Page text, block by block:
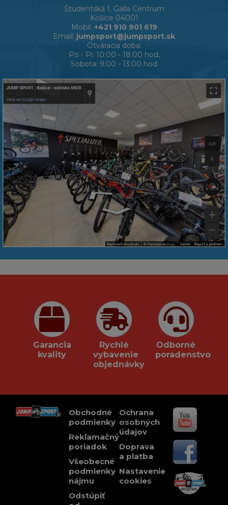
Študentská 1, Galla Centrum
Košice 04001
Mobil: +421 910 901 619
Email: jumpsport@jumpsport.sk
Otváracia doba:
Po - Pi: 10:00 - 18:00 hod,
Sobota: 9:00 - 13:00 hod
Garancia
kvality
Rychlé
vybavenie
objednávky
Odborné
poradenstvo
Obchodné
podmienky
Reklamačný
poriadok
Všeobecné
podmienky
nájmu
Odstúpiť
Ochrana
osobných
údajov
Doprava
a platba
Nastavenie
cookies